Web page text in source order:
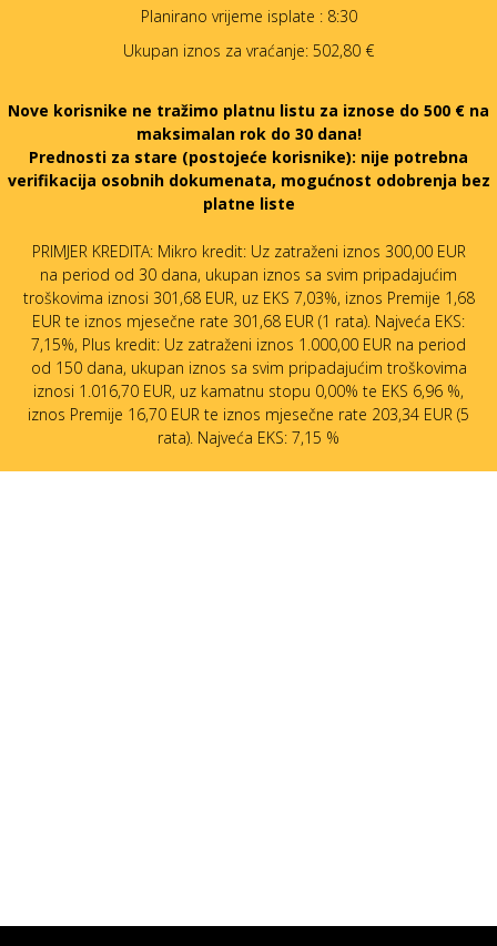
Planirano vrijeme isplate : 8:30
Ukupan iznos za vraćanje: 502,80 €
Nove korisnike ne tražimo platnu listu za iznose do 500 € na
maksimalan rok do 30 dana!
Prednosti za stare (postojeće korisnike): nije potrebna
verifikacija osobnih dokumenata, mogućnost odobrenja bez
platne liste
PRIMJER KREDITA: Mikro kredit: Uz zatraženi iznos 300,00 EUR
na period od 30 dana, ukupan iznos sa svim pripadajućim
troškovima iznosi 301,68 EUR, uz EKS 7,03%, iznos Premije 1,68
EUR te iznos mjesečne rate 301,68 EUR (1 rata). Najveća EKS:
7,15%, Plus kredit: Uz zatraženi iznos 1.000,00 EUR na period
od 150 dana, ukupan iznos sa svim pripadajućim troškovima
iznosi 1.016,70 EUR, uz kamatnu stopu 0,00% te EKS 6,96 %,
iznos Premije 16,70 EUR te iznos mjesečne rate 203,34 EUR (5
rata). Najveća EKS: 7,15 %